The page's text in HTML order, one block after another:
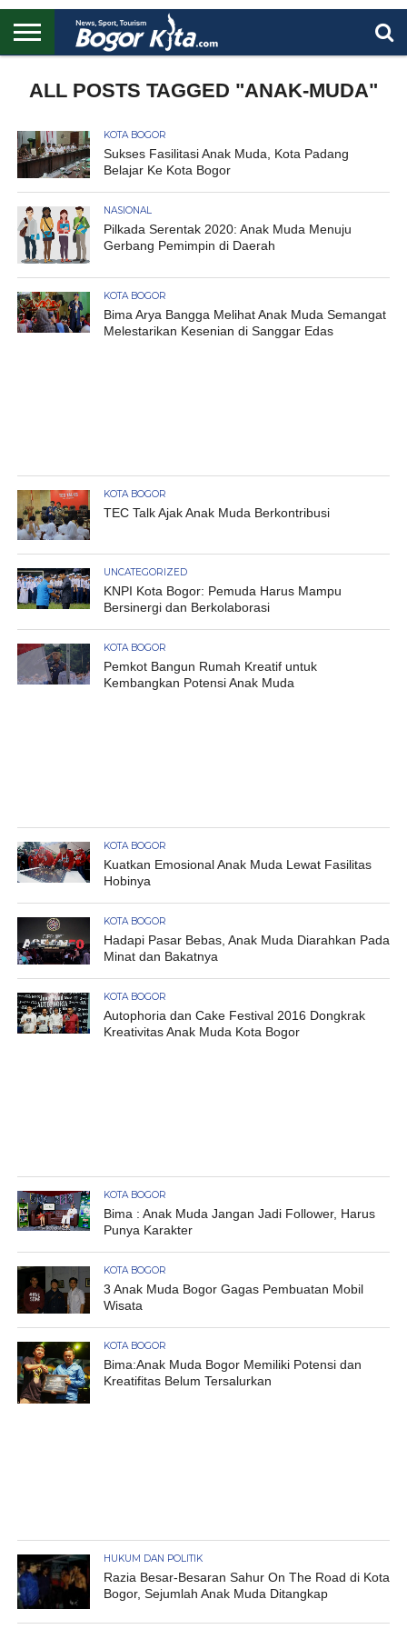
UTAMA
ALL POSTS TAGGED "ANAK-MUDA"
KOTA BOGOR
Sukses Fasilitasi Anak Muda, Kota Padang
Belajar Ke Kota Bogor
NASIONAL
Pilkada Serentak 2020: Anak Muda Menuju
Gerbang Pemimpin di Daerah
KOTA BOGOR
Bima Arya Bangga Melihat Anak Muda Semangat
Melestarikan Kesenian di Sanggar Edas
KOTA BOGOR
TEC Talk Ajak Anak Muda Berkontribusi
UNCATEGORIZED
KNPI Kota Bogor: Pemuda Harus Mampu
Bersinergi dan Berkolaborasi
KOTA BOGOR
Pemkot Bangun Rumah Kreatif untuk
Kembangkan Potensi Anak Muda
KOTA BOGOR
Kuatkan Emosional Anak Muda Lewat Fasilitas
Hobinya
KOTA BOGOR
Hadapi Pasar Bebas, Anak Muda Diarahkan Pada
Minat dan Bakatnya
KOTA BOGOR
Autophoria dan Cake Festival 2016 Dongkrak
Kreativitas Anak Muda Kota Bogor
KOTA BOGOR
Bima : Anak Muda Jangan Jadi Follower, Harus
Punya Karakter
KOTA BOGOR
3 Anak Muda Bogor Gagas Pembuatan Mobil
Wisata
KOTA BOGOR
Bima:Anak Muda Bogor Memiliki Potensi dan
Kreatifitas Belum Tersalurkan
HUKUM DAN POLITIK
Razia Besar-Besaran Sahur On The Road di Kota
Bogor, Sejumlah Anak Muda Ditangkap